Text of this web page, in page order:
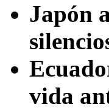
Japón
vida